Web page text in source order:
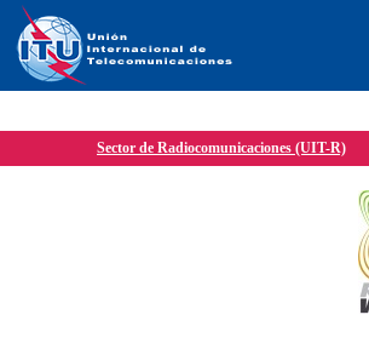
Sector de Radiocomunicaciones (UIT-R)